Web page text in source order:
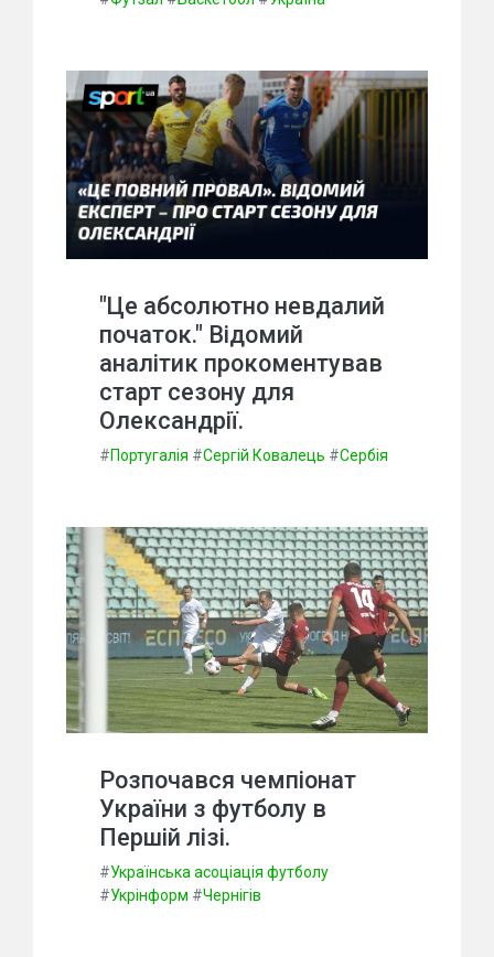
"Це абсолютно невдалий
початок." Відомий
аналітик прокоментував
старт сезону для
Олександрії.
#Португалія #Сергій Ковалець #Сербія
Розпочався чемпіонат
України з футболу в
Першій лізі.
#Українська асоціація футболу
#Укрінформ #Чернігів